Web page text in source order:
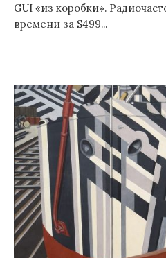
GUI «из коробки».
времени за $499...